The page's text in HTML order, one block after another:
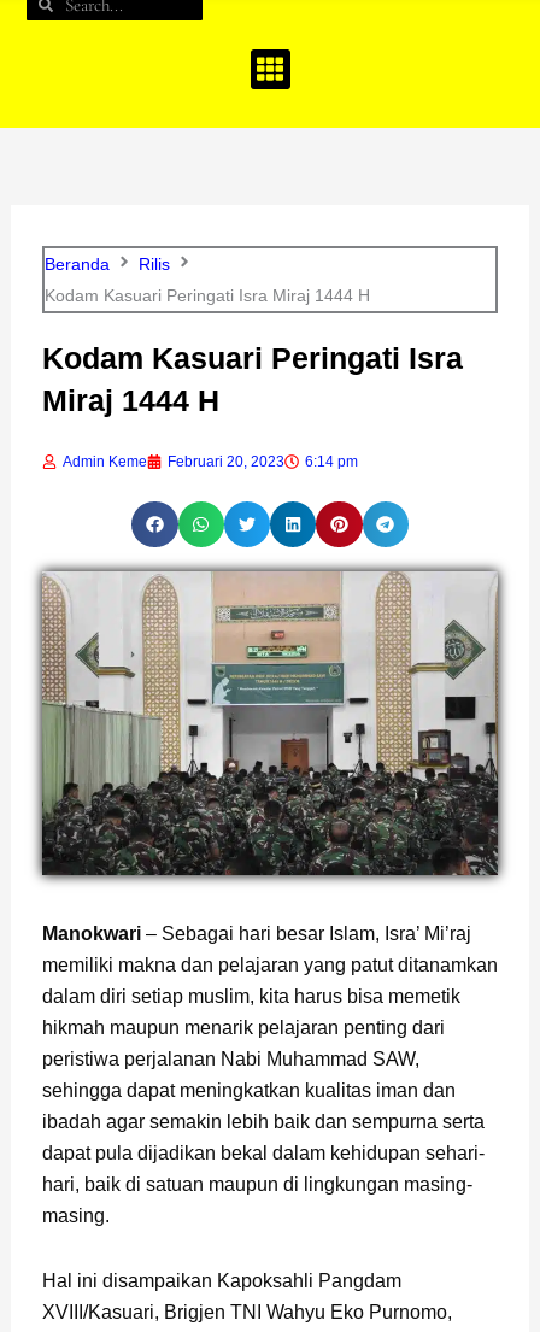
Beranda
Rilis
Kodam Kasuari Peringati Isra Miraj 1444 H
Kodam Kasuari Peringati Isra
Miraj 1444 H
Admin Keme Februari 20, 2023 6:14 pm
Manokwari– Sebagai hari besar Islam, Isra’ Mi’raj
memiliki makna dan pelajaran yang patut ditanamkan
dalam diri setiap muslim, kita harus bisa memetik
hikmah maupun menarik pelajaran penting dari
peristiwa perjalanan Nabi Muhammad SAW,
sehingga dapat meningkatkan kualitas iman dan
ibadah agar semakin lebih baik dan sempurna serta
dapat pula dijadikan bekal dalam kehidupan sehari-
hari, baik di satuan maupun di lingkungan masing-
masing.
Hal ini disampaikan Kapoksahli Pangdam
XVIII/Kasuari, Brigjen TNI Wahyu Eko Purnomo,
Page
, Page